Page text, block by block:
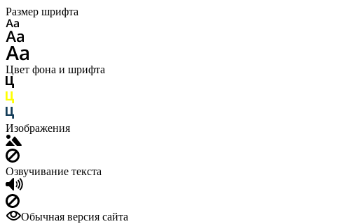
Размер шрифта
Цвет фона и шрифта
Изображения
Озвучивание текста
Обычная версия сайта